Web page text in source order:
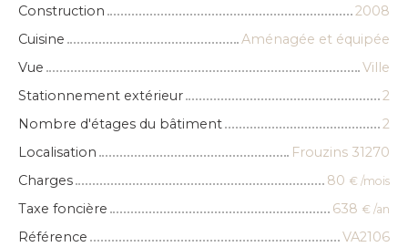
Construction
2008
Cuisine
Aménagée et équipée
Vue
Ville
Stationnement extérieur
2
Nombre d'étages du bâtiment
2
Localisation
Frouzins 31270
Charges
80 € /mois
Taxe foncière 638 € /an
Référence VA2106